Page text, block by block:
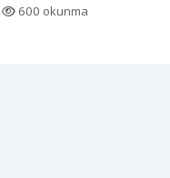
600 okunma